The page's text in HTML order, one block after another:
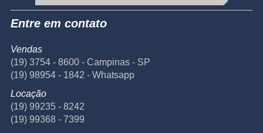
Entre em contato
Vendas
(19) 3754 - 8600 - Campinas - SP
(19) 98954 - 1842 - Whatsapp
Locação
(19) 99235 - 8242
(19) 99368 - 7399